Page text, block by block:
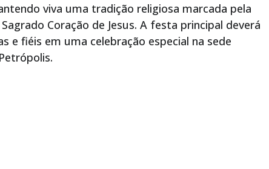
viva uma tradição religiosa marcada pela
Coração de Jesus. A festa principal deverá
e fiéis em uma celebração especial na sede